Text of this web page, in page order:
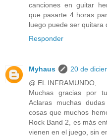
canciones en guitar
que pasarte 4 horas
luego puede ser quitara
Responder
Myhaus
20 de
@ EL INFRAMUNDO,
Muchas gracias por
Aclaras muchas
cosas que muchos
Rock Band 2, es más
vienen en el juego, sin